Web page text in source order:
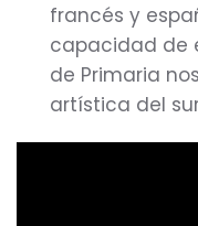
francés y
capacidad de
de Primaria
artística del